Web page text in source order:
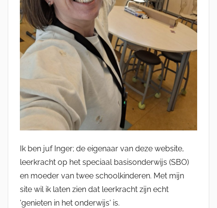
Ik ben juf Inger; de eigenaar van deze website,
leerkracht op het speciaal basisonderwijs (SBO)
en moeder van twee schoolkinderen. Met mijn
site wil ik laten zien dat leerkracht zijn echt
'genieten in het onderwijs' is.